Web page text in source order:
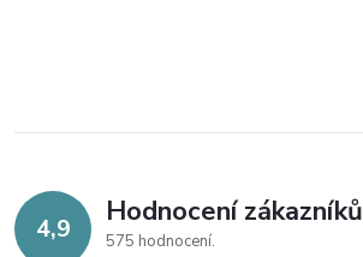
4,9 Hodnocení zákazníků
575 hodnocení